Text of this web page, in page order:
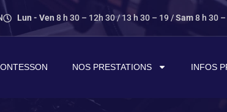
Lun - Ven 8 h 30 – 12h 30 / 13 h 30 – 19 /Sam8 h 30 –
NOS PRESTATIONS INFOS